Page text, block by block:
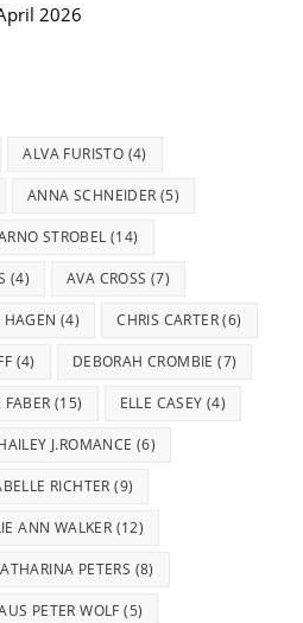
2026
ALVA FURISTO (4)
ANNA SCHNEIDER (5)
STROBEL (14)
(4) AVA CROSS (7)
HAGEN (4) CHRIS CARTER(6)
(4) DEBORAH CROMBIE (7)
FABER (15) ELLE CASEY (4)
J.ROMANCE (6)
RICHTER (9)
ANN WALKER (12)
PETERS (8)
PETER WOLF (5)